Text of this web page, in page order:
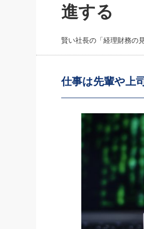
朝礼・会議での「社長の３分間
スピーチ」ネタ帳（2026年8月5
日号）
(3)
武器としてのM&A入門
社長のための“儲かる
継続経営 百話百行
進する
賢い社長の「経理財務の
仕事は先輩や上